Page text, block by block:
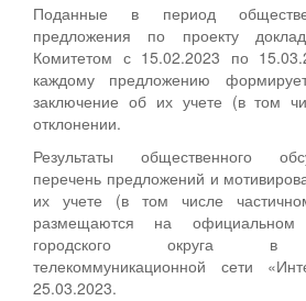
Поданные в период
предложения по проекту
Комитетом с 15.02.2023 по
каждому предложению
заключение об их учете (в том
отклонении.
Результаты общественного
перечень предложений и
их учете (в том числе
размещаются на официальном
городского округа в
телекоммуникационной сети
25.03.2023.